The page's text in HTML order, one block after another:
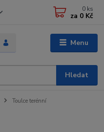
Menu
Hledat
0 ks
za 0 Kč
Toulce terénní